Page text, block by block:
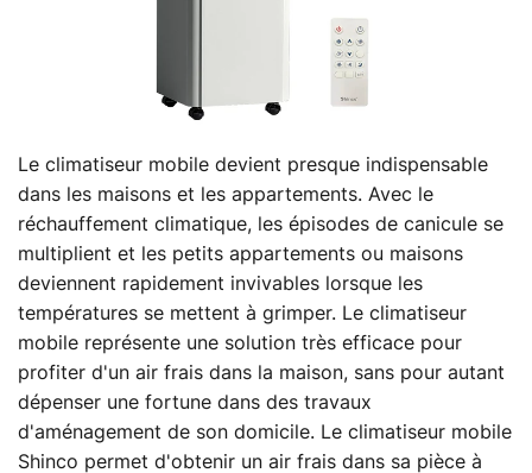
Le climatiseur mobile devient presque indispensable
dans les maisons et les appartements. Avec le
réchauffement climatique, les épisodes de canicule se
multiplient et les petits appartements ou maisons
deviennent rapidement invivables lorsque les
températures se mettent à grimper. Le climatiseur
mobile représente une solution très efficace pour
profiter d'un air frais dans la maison, sans pour autant
dépenser une fortune dans des travaux
d'aménagement de son domicile. Le climatiseur mobile
Shinco permet d'obtenir un air frais dans sa pièce à